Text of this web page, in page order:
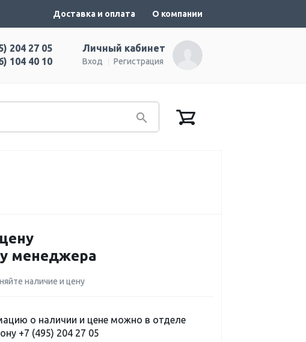
Доставка и оплата О компании
Личный кабинет
Вход Регистрация
204 27 05
104 40 10
менеджера
наличие и цену
о наличии и цене можно в отделе
+7 (495) 204 27 05